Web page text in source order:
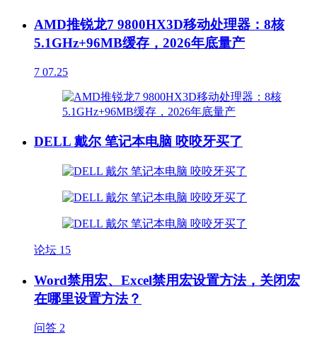
AMD推锐龙7 9800HX3D移动处理器：8核
5.1GHz+96MB缓存，2026年底量产
7 07.25
DELL 戴尔 笔记本电脑 咬咬牙买了
论坛 15
Word禁用宏、Excel禁用宏设置方法，关闭宏
在哪里设置方法？
问答 2